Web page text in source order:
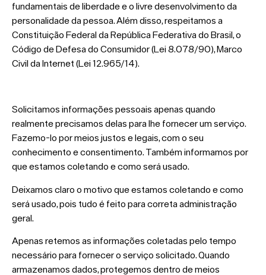
fundamentais de liberdade e o livre desenvolvimento da
personalidade da pessoa. Além disso, respeitamos a
Constituição Federal da República Federativa do Brasil, o
Código de Defesa do Consumidor (Lei 8.078/90), Marco
Civil da Internet (Lei 12.965/14).
Solicitamos informações pessoais apenas quando
realmente precisamos delas para lhe fornecer um serviço.
Fazemo-lo por meios justos e legais, com o seu
conhecimento e consentimento. Também informamos por
que estamos coletando e como será usado.
Deixamos claro o motivo que estamos coletando e como
será usado, pois tudo é feito para correta administração
geral.
Apenas retemos as informações coletadas pelo tempo
necessário para fornecer o serviço solicitado. Quando
armazenamos dados, protegemos dentro de meios